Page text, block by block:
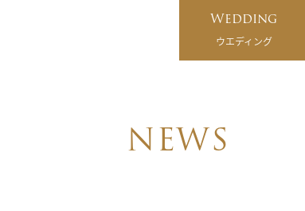
Wedding
ウエディング
NEWS